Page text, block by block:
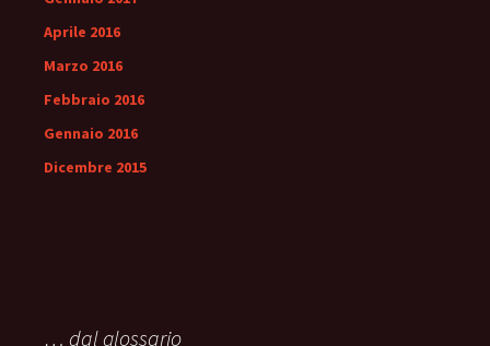
Aprile 2016
Marzo 2016
Febbraio 2016
Gennaio 2016
Dicembre 2015
… dal glossario